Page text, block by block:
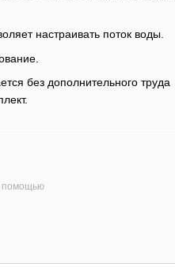
настраивать поток воды.
без дополнительного труда
помощью